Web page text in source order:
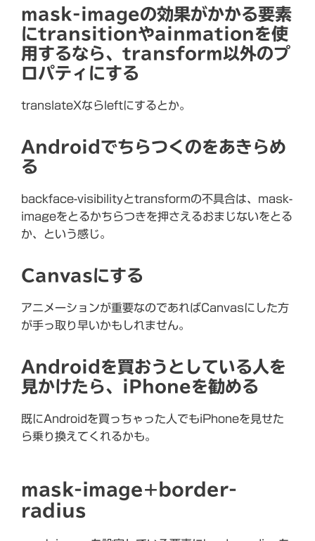
mask-imageの効果がかかる要素
にtransitionやainmationを使
用するなら、transform以外のプ
ロパティにする
translateXならleftにするとか。
Androidでちらつくのをあきらめ
る
backface-visibilityとtransformの不具合は、mask-
imageをとるかちらつきを押さえるおまじないをとる
か、という感じ。
Canvasにする
アニメーションが重要なのであればCanvasにした方
が手っ取り早いかもしれません。
Androidを買おうとしている人を
見かけたら、iPhoneを勧める
既にAndroidを買っちゃった人でもiPhoneを見せた
ら乗り換えてくれるかも。
mask-image+border-
radius